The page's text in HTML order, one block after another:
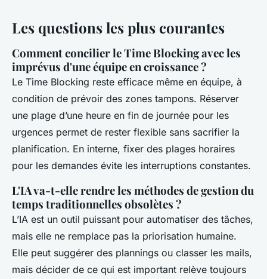
Les questions les plus courantes
Comment concilier le Time Blocking avec les
imprévus d'une équipe en croissance ?
Le Time Blocking reste efficace même en équipe, à
condition de prévoir des zones tampons. Réserver
une plage d’une heure en fin de journée pour les
urgences permet de rester flexible sans sacrifier la
planification. En interne, fixer des plages horaires
pour les demandes évite les interruptions constantes.
L'IA va-t-elle rendre les méthodes de gestion du
temps traditionnelles obsolètes ?
L’IA est un outil puissant pour automatiser des tâches,
mais elle ne remplace pas la priorisation humaine.
Elle peut suggérer des plannings ou classer les mails,
mais décider de ce qui est important relève toujours